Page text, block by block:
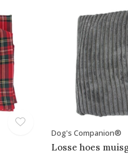
Dog's Companion®
Losse hoes